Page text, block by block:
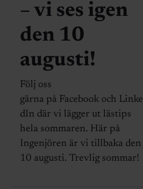
– vi ses igen
den 10
augusti!
Följ oss
gärna på Facebook och Linke
dIn där vi lägger ut lästips
hela sommaren. Här på
Ingenjören är vi tillbaka den
10 augusti. Trevlig sommar!